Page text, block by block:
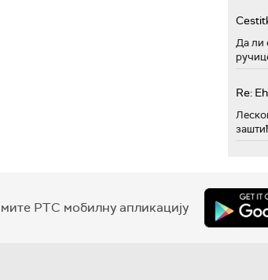
Да ли
Re: Eh...
РТС мобилну апликацију